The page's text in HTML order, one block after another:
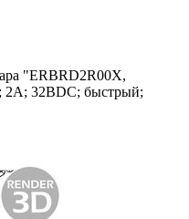
"ERBRD2R00X,
2А; 32ВDC; быстрый;